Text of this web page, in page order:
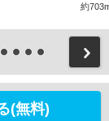
約
(無料)